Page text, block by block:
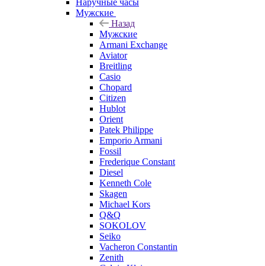
Наручные часы
Мужские
Назад
Мужские
Armani Exchange
Aviator
Breitling
Casio
Chopard
Citizen
Hublot
Orient
Patek Philippe
Emporio Armani
Fossil
Frederique Constant
Diesel
Kenneth Cole
Skagen
Michael Kors
Q&Q
SOKOLOV
Seiko
Vacheron Constantin
Zenith